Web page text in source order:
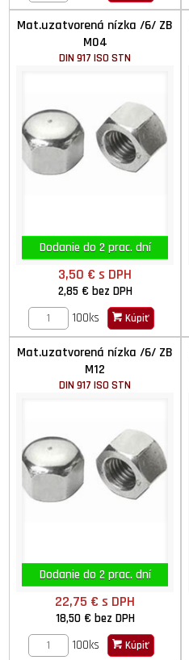
Mat.uzatvorená nízka /6/ ZB
M04
DIN 917 ISO STN
Dodanie do 2 prac. dní
3,50 €s DPH
2,85 € bez DPH
100ks
Kúpiť
Mat.uzatvorená nízka /6/ ZB
M12
DIN 917 ISO STN
Dodanie do 2 prac. dní
22,75 €s DPH
18,50 € bez DPH
100ks
Kúpiť